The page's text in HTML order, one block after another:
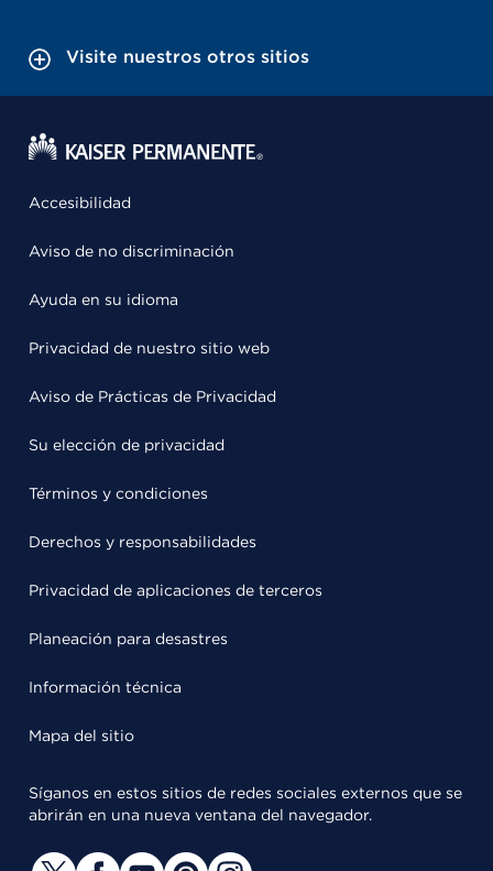
Visite nuestros otros sitios
Accesibilidad
Aviso de no discriminación
Ayuda en su idioma
Privacidad de nuestro sitio web
Aviso de Prácticas de Privacidad
Su elección de privacidad
Términos y condiciones
Derechos y responsabilidades
Privacidad de aplicaciones de terceros
Planeación para desastres
Información técnica
Mapa del sitio
Síganos en estos sitios de redes sociales externos que se
abrirán en una nueva ventana del navegador.